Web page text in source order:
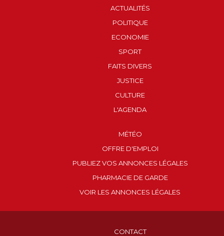
ACTUALITÉS
POLITIQUE
ECONOMIE
SPORT
FAITS DIVERS
JUSTICE
CULTURE
L'AGENDA
MÉTÉO
OFFRE D'EMPLOI
PUBLIEZ VOS ANNONCES LÉGALES
PHARMACIE DE GARDE
VOIR LES ANNONCES LÉGALES
CONTACT